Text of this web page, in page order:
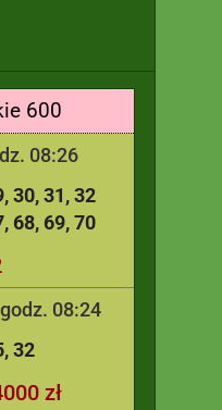
600
08:26
30 31 32
68 69 70
08:24
32
zł